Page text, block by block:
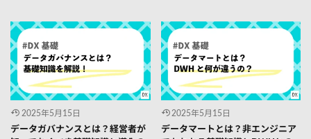
2025年5月15日
データガバナンスとは？経営者が
2025年5月15日
データマートとは？非エンジニア